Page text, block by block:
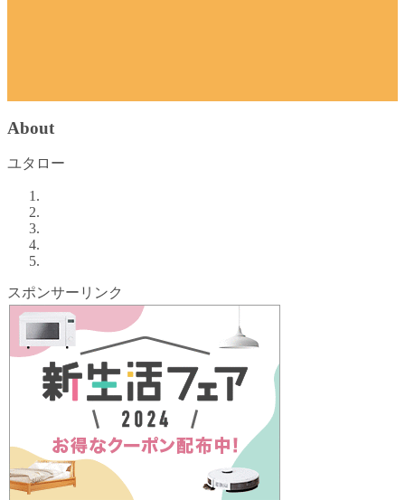
About
ユタロー
スポンサーリンク